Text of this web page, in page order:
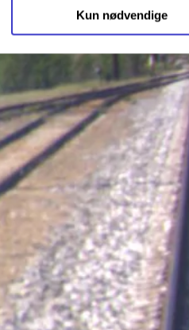
Du kan lese mer om hvordan
personopplysninger på vår side
Kun nødvendige